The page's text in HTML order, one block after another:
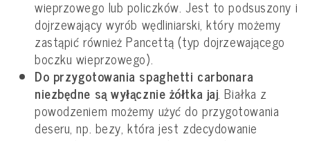
wieprzowego lub policzków. Jest to podsuszony i
dojrzewający wyrób wędliniarski, który możemy
zastąpić również Pancettą (typ dojrzewającego
boczku wieprzowego).
Do przygotowania spaghetti carbonara
niezbędne są wyłącznie żółtka jaj. Białka z
powodzeniem możemy użyć do przygotowania
deseru, np. bezy, która jest zdecydowanie